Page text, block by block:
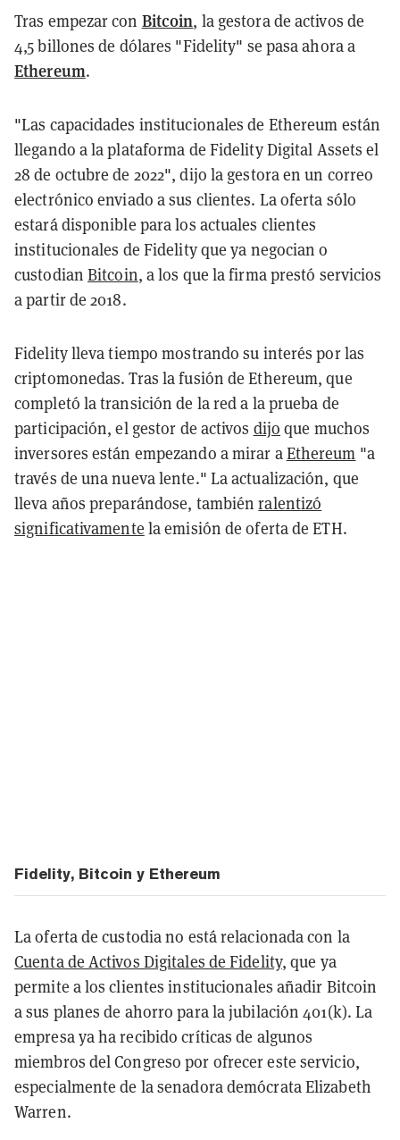
Tras empezar con Bitcoin, la gestora de activos de
4,5 billones de dólares "Fidelity" se pasa ahora a
Ethereum.
"Las capacidades institucionales de Ethereum están
llegando a la plataforma de Fidelity Digital Assets el
28 de octubre de 2022", dijo la gestora en un correo
electrónico enviado a sus clientes. La oferta sólo
estará disponible para los actuales clientes
institucionales de Fidelity que ya negocian o
custodian Bitcoin, a los que la firma prestó servicios
a partir de 2018.
Fidelity lleva tiempo mostrando su interés por las
criptomonedas. Tras la fusión de Ethereum, que
completó la transición de la red a la prueba de
participación, el gestor de activos dijo que muchos
inversores están empezando a mirar aEthereum "a
través de una nueva lente." La actualización, que
lleva años preparándose, tambiénralentizó
significativamente la emisión de oferta de ETH.
Fidelity, Bitcoin y Ethereum
La oferta de custodia no está relacionada con la
Cuenta de Activos Digitales de Fidelity, que ya
permite a los clientes institucionales añadir Bitcoin
a sus planes de ahorro para la jubilación 401(k). La
empresa ya ha recibido críticas de algunos
miembros del Congreso por ofrecer este servicio,
especialmente de la senadora demócrata Elizabeth
Warren.